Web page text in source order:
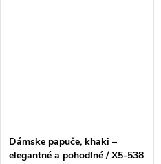
Dámske papuče, khaki –
elegantné a pohodlné / X5-538